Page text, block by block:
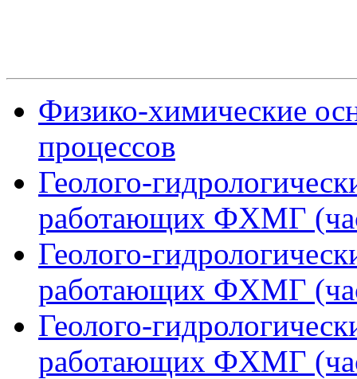
Физико-химические
процессов
Геолого-
работающих ФХМГ
Геолого-
работающих ФХМГ
Геолого-
работающих ФХМГ